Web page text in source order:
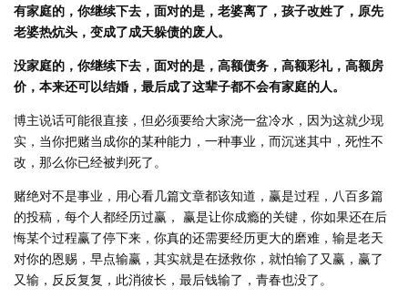
有家庭的，你继续下去，面对的是，老婆离了，孩子改姓了，原先
老婆热炕头，变成了成天躲债的废人。
没家庭的，你继续下去，面对的是，高额债务，高额彩礼，高额房
价，本来还可以结婚，最后成了这辈子都不会有家庭的人。
博主说话可能很直接，但必须要给大家浇一盆冷水，因为这就少现
实，当你把赌当成你的某种能力，一种事业，而沉迷其中，死性不
改，那么你已经被判死了。
赌绝对不是事业，用心看几篇文章都该知道，赢是过程，八百多篇
的投稿，每个人都经历过赢， 赢是让你成瘾的关键，你如果还在后
悔某个过程赢了停下来，你真的还需要经历更大的磨难，输是老天
对你的恩赐，早点输赢，其实就是在拯救你，就怕输了又赢，赢了
又输，反反复复，此消彼长，最后钱输了，青春也没了。